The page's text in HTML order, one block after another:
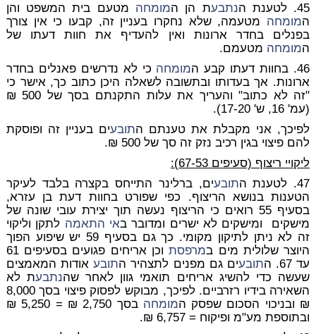
45. לטענת ה
נתבעת הן המומחה מטעם בית המשפט והן
המומחה מטעמה, שלא נחקרו בעניין זה, קבעו כי אין צורך
בפנלים בחדר ארונות ואין להעדיף את חוות דעתו של
המומחה מטעמם.
46. בחוות דעתו קבע ה
מומחה כי לא נדרשים פאנלים בחדר
ארונות. אך בעדותו ובתשובה לשאלה היכן כתוב כך, אישר כי
"זה לא כתוב" והעריך את עלות התקנתם בסך של 500 ₪
(עמ' 16, ש' 17-20).
לפיכך, אני מקבלת את טענתם התובעים בעניין זה ופוסקת
להם פיצוי בגין רכיב נזק זה סך של 500 ₪.
ליקויי ריצוף (סעיפים 67-53):
47. לטענת ה
תובעים, ברלינר התייחס בקצרה בלבד לעיקר
הטענות בנושא הריצוף. כפי שפורט בחוות דעת בן עזרא,
בסעיף 55 רואים כי הריצוף נעשה תוך יצירת עובי שונה של
מישקים ומישקים לא ישרים ומדובר באי התאמה לתקן וליקוי
זה לא ניתן לתיקון מקומי. כך גם בסעיף 59 יש שיפוע הפוך
היוצר שלולית מים במרפסת
וכן אריחים פגועים בסעיפים 61
עד 67. ה
תובעים גם מפנים לתצהיר התובעאודות המאמצים
שעשה כדי להשיג אריחים תואמי גוון לאחר שהנתבעת לא
השאירה בידיו רזרביים. לפיכך, מבוקש לפסוק פיצוי בסך 8,000
₪ ובניכוי הסכום שפסק המומחה
בסך 2,750 ₪ = 5,250 ₪
ובתוספת מע"מ ופיקוח = 6,757 ₪.